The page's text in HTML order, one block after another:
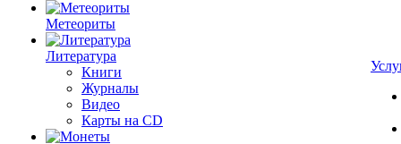
Метеориты
Литература
Книги
Журналы
Видео
Карты на CD